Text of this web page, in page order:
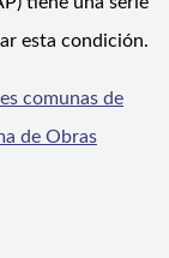
esta condición.
comunas de
de Obras